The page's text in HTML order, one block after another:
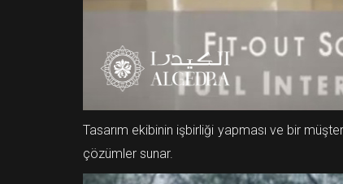
Tasarım ekibinin işbirliği yapması ve bir
çözümler sunar.